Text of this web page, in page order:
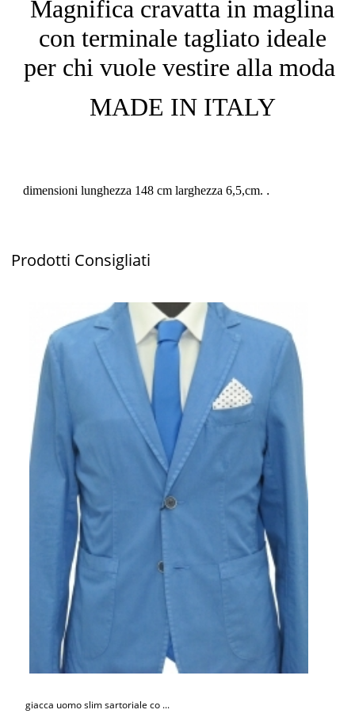
Magnifica cravatta in maglina
con terminale tagliato ideale
per chi vuole vestire alla moda
MADE IN ITALY
dimensioni lunghezza 148 cm larghezza 6,5,cm. .
Prodotti Consigliati
giacca uomo slim sartoriale co ...